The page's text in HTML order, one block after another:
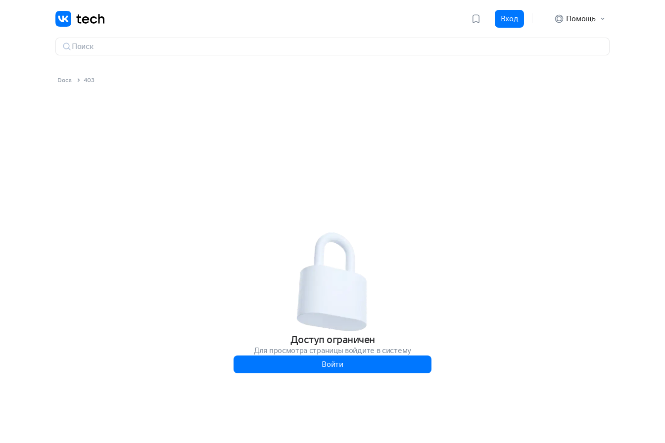
Вход Помощь
Docs 403
Доступ ограничен
Для просмотра страницы войдите в систему
Войти